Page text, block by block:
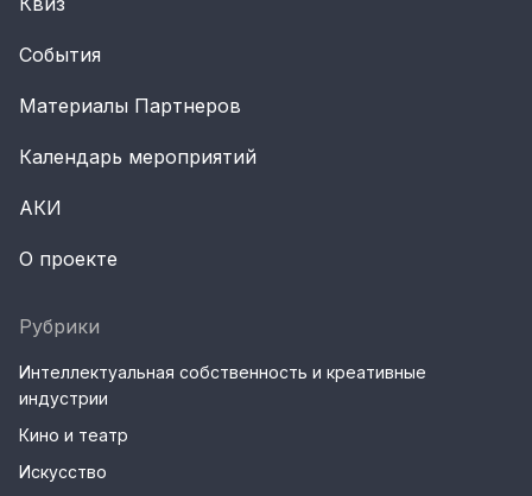
События
Материалы Партнеров
Календарь мероприятий
АКИ
О проекте
Рубрики
Интеллектуальная собственность и креативные
индустрии
Кино и театр
Искусство